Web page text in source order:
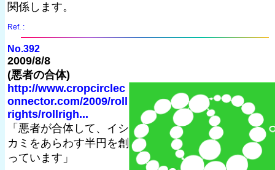
関係します。
Ref. :
No.392
2009/8/8
(悪者の合体)
http://www.cropcirclec
onnector.com/2009/roll
rights/rollrigh...
「悪者が合体して、イシ
カミをあらわす半円を創
っています」